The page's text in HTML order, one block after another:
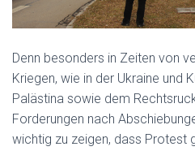
Denn besonders in Zeiten von
Kriegen, wie in der Ukraine und
Palästina sowie dem
Forderungen nach
wichtig zu zeigen, dass Protest